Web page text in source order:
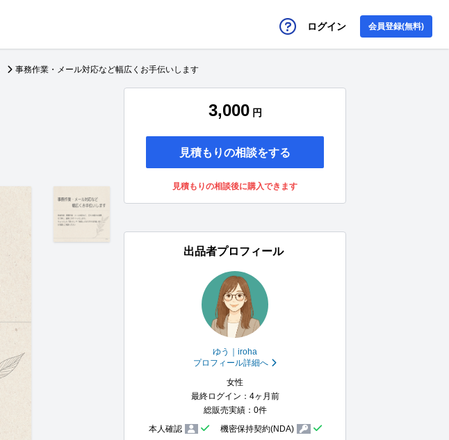
ログイン 会員登録(無料)
事務作業・メール対応など幅広くお手伝いします
3,000 円
見積もりの相談をする
見積もりの相談後に購入できます
出品者プロフィール
ゆう｜iroha
プロフィール詳細へ
女性
最終ログイン：4ヶ月前
総販売実績：0件
本人確認
機密保持契約(NDA)